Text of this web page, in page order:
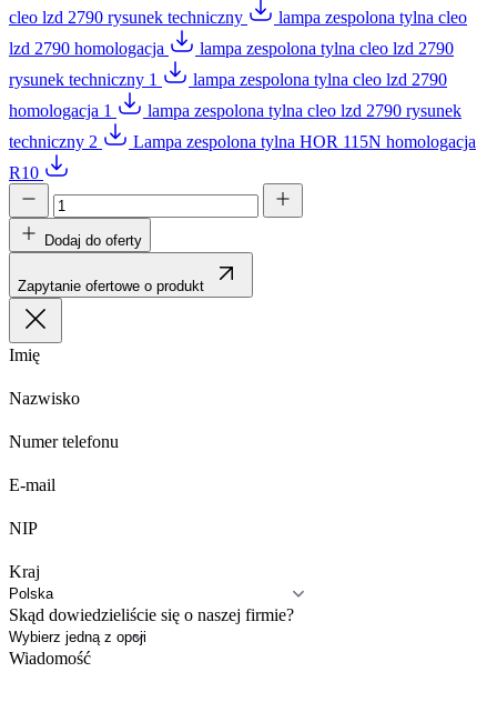
cleo lzd 2790 rysunek techniczny
lampa zespolona tylna cleo
lzd 2790 homologacja
lampa zespolona tylna cleo lzd 2790
rysunek techniczny 1
lampa zespolona tylna cleo lzd 2790
homologacja 1
lampa zespolona tylna cleo lzd 2790 rysunek
techniczny 2
Lampa zespolona tylna HOR 115N homologacja
R10
Dodaj do oferty
Zapytanie ofertowe o produkt
Imię
Nazwisko
Numer telefonu
E-mail
NIP
Kraj
Skąd dowiedzieliście się o naszej firmie?
Wiadomość